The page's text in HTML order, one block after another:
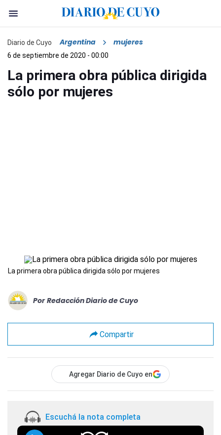
Diario de Cuyo Argentina mujeres
6 de septiembre de 2020 - 00:00
La primera obra pública dirigida
sólo por mujeres
La primera obra pública dirigida sólo por mujeres
Por Redacción Diario de Cuyo
Compartir
Agregar Diario de Cuyo en
Escuchá la nota completa